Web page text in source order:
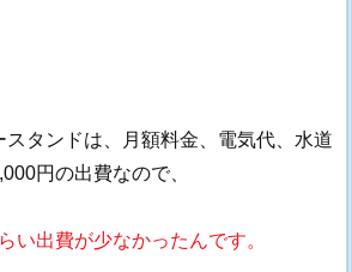
タンドは、月額料金、電気代、水道
円の出費なので、
い出費が少なかったんです。